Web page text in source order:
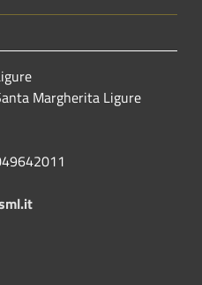
Margherita Ligure